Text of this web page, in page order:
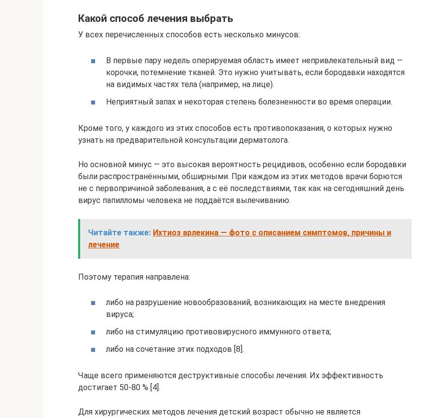
Какой способ лечения выбрать
У всех перечисленных способов есть несколько минусов:
В первые пару недель оперируемая область имеет непривлекательный вид —
корочки, потемнение тканей. Это нужно учитывать, если бородавки находятся
на видимых частях тела (например, на лице).
Неприятный запах и некоторая степень болезненности во время операции.
Кроме того, у каждого из этих способов есть противопоказания, о которых нужно
узнать на предварительной консультации дерматолога.
Но основной минус — это высокая вероятность рецидивов, особенно если бородавки
были распространёнными, обширными. При каждом из этих методов врачи борются
не с первопричиной заболевания, а с её последствиями, так как на сегодняшний день
вирус папилломы человека не поддаётся вылечиванию.
Читайте также: Ихтиоз арлекина — фото с описанием симптомов, причины и
лечение
Поэтому терапия направлена:
либо на разрушение новообразований, возникающих на месте внедрения
вируса;
либо на стимуляцию противовирусного иммунного ответа;
либо на сочетание этих подходов [8].
Чаще всего применяются деструктивные способы лечения. Их эффективность
достигает 50-80 % [4].
Для хирургических методов лечения детский возраст обычно не является